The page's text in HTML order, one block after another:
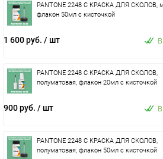
PANTONE 2248 C КРАСКА ДЛЯ СКОЛОВ,
флакон 50мл с кисточкой
1 600 руб. / шт
PANTONE 2248 C КРАСКА ДЛЯ СКОЛОВ,
полуматовая, флакон 20мл с кисточкой
900 руб. / шт
PANTONE 2248 C КРАСКА ДЛЯ СКОЛОВ,
полуматовая, флакон 50мл с кисточкой